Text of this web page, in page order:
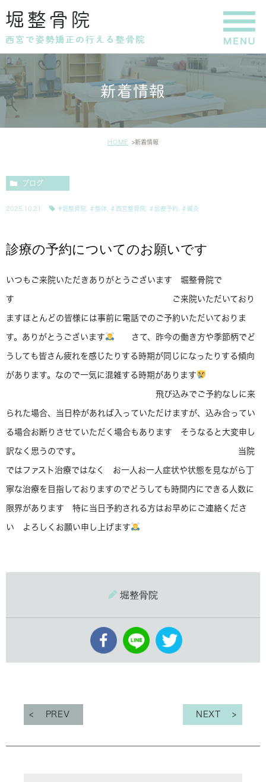
新着情報
HOME 新着情報
ブログ
2025.10.21 #堀整骨院 ＃整体 ＃西宮整骨院 ＃診療予約 ＃鍼灸
診療の予約についてのお願いです
いつもご来院いただきありがとうございます 堀整骨院で
す ご来院いただいており
ますほとんどの皆様には事前に電話でのご予約いただいておりま
す。ありがとうございます さて、昨今の働き方や季節柄でど
うしても皆さん疲れを感じたりする時期が同じになったりする傾向
があります。なので一気に混雑する時期があります
飛び込みでご予約なしに来
られた場合、当日枠があれば入っていただけますが、込み合ってい
る場合お断りさせていただく場合もあります そうなると大変申し
訳なく思うのです。 当院
ではファスト治療ではなく お一人お一人症状や状態を見ながら丁
寧な治療を目指しておりますのでどうしても時間内にできる人数に
限界があります 特に当日予約される方はお早めにご連絡くださ
い よろしくお願い申し上げます
堀整骨院
PREV NEXT